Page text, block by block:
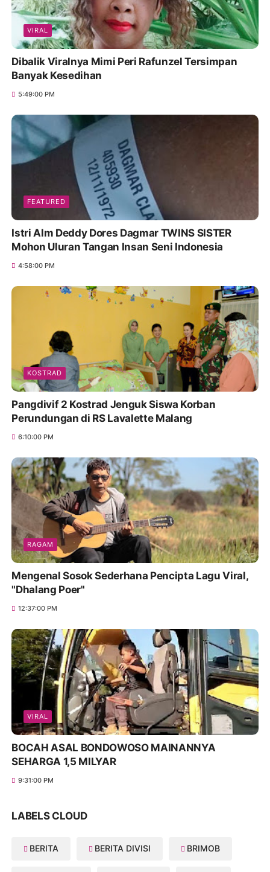
VIRAL
Dibalik Viralnya Mimi Peri Rafunzel Tersimpan
Banyak Kesedihan
5:49:00 PM
FEATURED
Istri Alm Deddy Dores Dagmar TWINS SISTER
Mohon Uluran Tangan Insan Seni Indonesia
4:58:00 PM
KOSTRAD
Pangdivif 2 Kostrad Jenguk Siswa Korban
Perundungan di RS Lavalette Malang
6:10:00 PM
RAGAM
Mengenal Sosok Sederhana Pencipta Lagu Viral,
"Dhalang Poer"
12:37:00 PM
VIRAL
BOCAH ASAL BONDOWOSO MAINANNYA
SEHARGA 1,5 MILYAR
9:31:00 PM
LABELS CLOUD
BERITA BERITA DIVISI BRIMOB